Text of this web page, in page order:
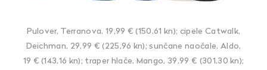
Pulover, Terranova, 19,99 € (150,61 kn); cipele Catwalk,
Deichman, 29,99 € (225,96 kn); sunčane naočale, Aldo,
19 € (143,16 kn); traper hlače, Mango, 39,99 € (301,30 kn);